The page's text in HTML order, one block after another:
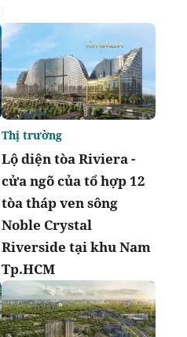
Lộ diện tòa Riviera -
cửa ngõ của tổ hợp 12
tòa tháp ven sông
Noble Crystal
Riverside tại khu Nam
Tp.HCM
Thị trường